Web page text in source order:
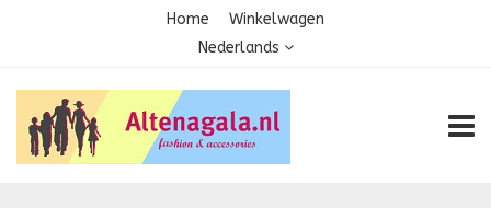
Home
Winkelwagen
Nederlands